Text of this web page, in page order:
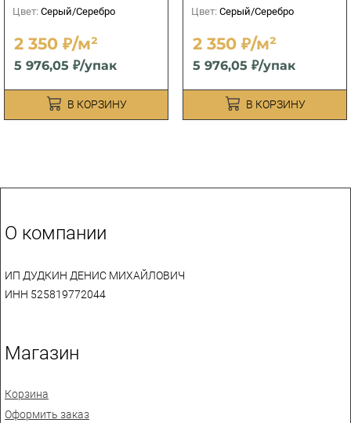
Цвет: Серый/Серебро
2 350 ₽/м²
5 976,05 ₽/упак
В КОРЗИНУ
Цвет: Серый/Серебро
2 350 ₽/м²
5 976,05 ₽/упак
В КОРЗИНУ
О компании
ИП ДУДКИН ДЕНИС МИХАЙЛОВИЧ
ИНН 525819772044
Магазин
Корзина
Оформить заказ